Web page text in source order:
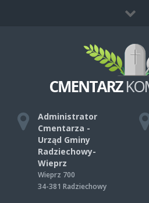
Co zrobić, gdy umrze
Administrator
Cmentarza -
Urząd Gminy
Radziechowy-
Wieprz
Wieprz 700
34-381 Radziechowy